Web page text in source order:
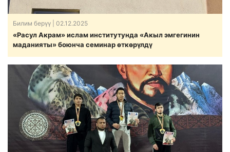
Билим берүү | 02.12.2025
«Расул Акрам» ислам институтунда «Акыл эмгегинин
маданияты» боюнча семинар өткөрүлдү